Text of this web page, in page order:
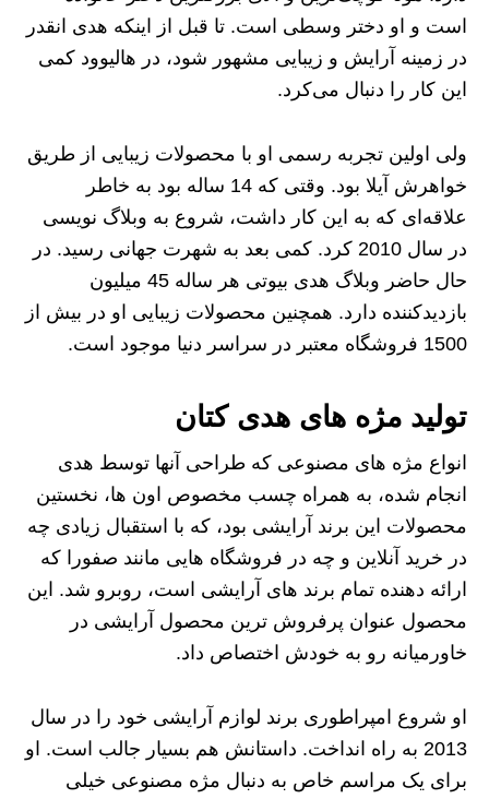
است و او دختر وسطی است. تا قبل از اینکه هدی انقدر
در زمینه آرایش و زیبایی مشهور شود، در هالیوود کمی
این کار را دنبال می‌کرد.
ولی اولین تجربه رسمی او با محصولات زیبایی از طریق
خواهرش آیلا بود. وقتی که 14 ساله بود به خاطر
علاقه‌ای که به این کار داشت، شروع به وبلاگ نویسی
در سال 2010 کرد. کمی بعد به شهرت جهانی رسید. در
حال حاضر وبلاگ هدی بیوتی هر ساله 45 میلیون
بازدیدکننده دارد. همچنین محصولات زیبایی او در بیش از
1500 فروشگاه معتبر در سراسر دنیا موجود است.
تولید مژه های هدی کتان
انواع مژه های مصنوعی که طراحی آنها توسط هدی
انجام شده، به همراه چسب مخصوص اون ها، نخستین
محصولات این برند آرایشی بود، که با استقبال زیادی چه
در خرید آنلاین و چه در فروشگاه هایی مانند صفورا که
ارائه دهنده تمام برند های آرایشی است، روبرو شد. این
محصول عنوان پرفروش ترین محصول آرایشی در
خاورمیانه رو به خودش اختصاص داد.
او شروع امپراطوری برند لوازم آرایشی خود را در سال
2013 به راه انداخت. داستانش هم بسیار جالب است. او
برای یک مراسم خاص به دنبال مژه مصنوعی خیلی